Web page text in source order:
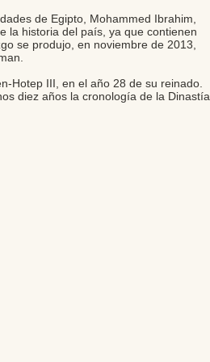
de Egipto, Mohammed Ibrahim,
la historia del país, ya que contienen
se produjo, en noviembre de 2013,
Hotep III, en el año 28 de su reinado.
diez años la cronología de la Dinastía